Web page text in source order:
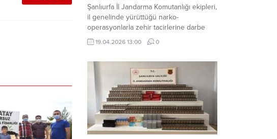
Şanlıurfa İl Jandarma Komutanlığı ekipleri,
il genelinde yürüttüğü narko-
operasyonlarla zehir tacirlerine darbe
indirdi. Üç ilçede eş zamanlı
gerçekleştirilen faaliyetlerde çeşitli
şüpheli hakkında adli işlem başlatıldı.
Haber Merkezi – Şanlıurfa Valiliği İl Basın
ve Halkla İlişkiler Müdürlüğü’nden yapılan
açıklamaya göre, İl Jandarma Komutanlığı
tarafından “Narkotik Suçlarla...
19.04.2026 13:00 0